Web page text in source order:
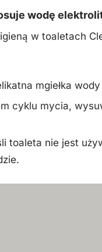
wodę
w toaletach
mgiełka
cyklu mycia,
toaleta nie jest